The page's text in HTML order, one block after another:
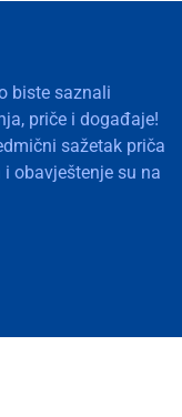
biste saznali
priče i događaje!
sažetak priča
obavještenje su na